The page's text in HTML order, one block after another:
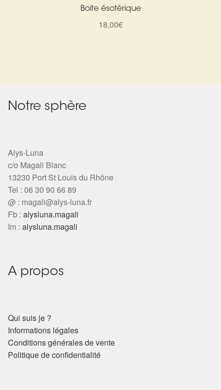
Boite ésotérique
18,00€
Notre sphère
Alys-Luna
c/o Magali Blanc
13230 Port St Louis du Rhône
Tel : 06 30 90 66 89
@ : magali@alys-luna.fr
Fb : alysluna.magali
Im : alysluna.magali
A propos
Qui suis je ?
Informations légales
Conditions générales de vente
Politique de confidentialité